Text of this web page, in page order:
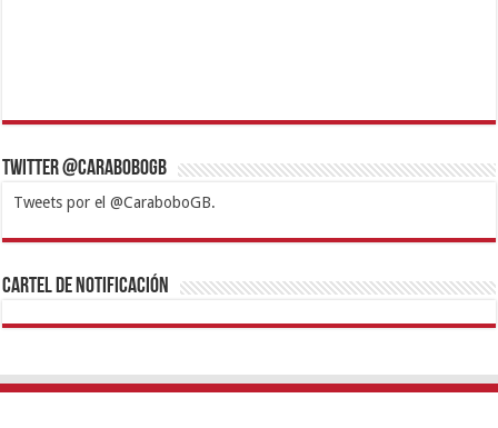
Twitter @CaraboboGB
Tweets por el @CaraboboGB.
1xbetBetturkeyBetistKralbetSupertotobetTipobetMatadorbetMariobet
https://mvbcasino.com/
Cartel de Notificación